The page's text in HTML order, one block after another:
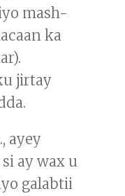
mash-
ka
jirtay
ayey
ay wax u
galabtii